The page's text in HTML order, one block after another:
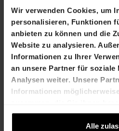
Wir verwenden Cookies, um
personalisieren, Funktionen
anbieten zu können und die
Website zu analysieren.
Informationen zu Ihrer
an unsere Partner für soziale
Analysen weiter. Unsere
Informationen
die sie im Rahmen Ihrer
Alle
Name
E-Mail
Price
Pro m2/Jahr